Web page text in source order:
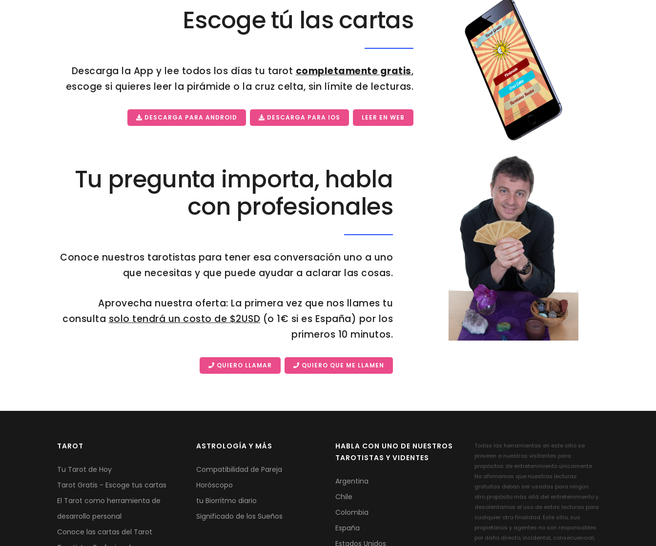
Escoge tú las cartas
Descarga la App y lee todos los días tu tarot completamente gratis,
escoge si quieres leer la pirámide o la cruz celta, sin límite de lecturas.
DESCARGA PARA ANDROID DESCARGA PARA IOS LEER EN WEB
Tu pregunta importa, habla
con profesionales
Conoce nuestros tarotistas para tener esa conversación uno a uno
que necesitas y que puede ayudar a aclarar las cosas.
Aprovecha nuestra oferta: La primera vez que nos llames tu
consulta solo tendrá un costo de $2USD (o 1€ si es España) por los
primeros 10 minutos.
QUIERO LLAMAR QUIERO QUE ME LLAMEN
TAROT
Tu Tarot de Hoy
Tarot Gratis - Escoge tus cartas
El Tarot como herramienta de
desarrollo personal
Conoce las cartas del Tarot
ASTROLOGÍA Y MÁS
Compatibilidad de Pareja
Horóscopo
tu Biorritmo diario
Significado de los Sueños
HABLA CON UNO DE NUESTROS
TAROTISTAS Y VIDENTES
Argentina
Chile
Colombia
España
Estados Unidos
Todas las herramientas en este sitio se
proveen a nuestros visitantes para
propósitos de entretenimiento únicamente.
No afirmamos que nuestras lecturas
gratuitas deban ser usadas para ningún
otro propósito más allá del entretenimiento y
desalentamos el uso de estas lecturas para
cualquier otra finalidad. Este sitio, sus
propietarios y agentes no son responsables
por daño directo, incidental, consecuencial,